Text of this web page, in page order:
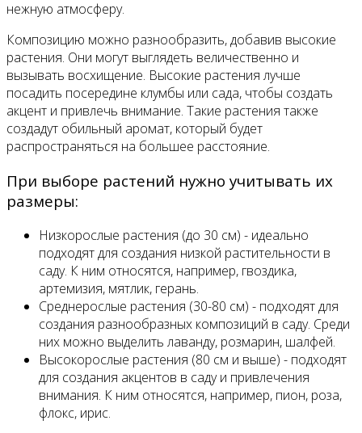
нежную атмосферу.
Композицию можно разнообразить, добавив высокие
растения. Они могут выглядеть величественно и
вызывать восхищение. Высокие растения лучше
посадить посередине клумбы или сада, чтобы создать
акцент и привлечь внимание. Такие растения также
создадут обильный аромат, который будет
распространяться на большее расстояние.
При выборе растений нужно учитывать их
размеры:
Низкорослые растения (до 30 см) - идеально
подходят для создания низкой растительности в
саду. К ним относятся, например, гвоздика,
артемизия, мятлик, герань.
Среднерослые растения (30-80 см) - подходят для
создания разнообразных композиций в саду. Среди
них можно выделить лаванду, розмарин, шалфей.
Высокорослые растения (80 см и выше) - подходят
для создания акцентов в саду и привлечения
внимания. К ним относятся, например, пион, роза,
флокс, ирис.